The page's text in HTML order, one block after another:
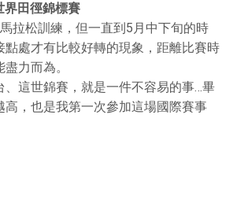
界田徑錦標賽
拉松訓練，但一直到5月中下旬的時
點處才有比較好轉的現象，距離比賽時
力而為。
、這世錦賽，就是一件不容易的事…畢
高，也是我第一次參加這場國際賽事